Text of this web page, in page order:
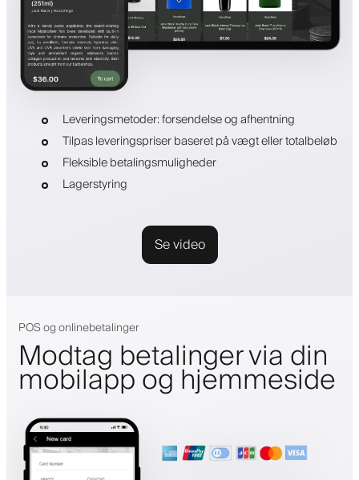
Leveringsmetoder: forsendelse og afhentning
Tilpas leveringspriser baseret på vægt eller totalbeløb
Fleksible betalingsmuligheder
Lagerstyring
Se video
POS og onlinebetalinger
Modtag betalinger via din
mobilapp og hjemmeside